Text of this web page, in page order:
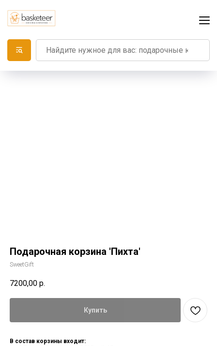
Подарочная корзина 'Пихта'
SweetGift
7200,00 р.
Купить
В состав корзины входит: